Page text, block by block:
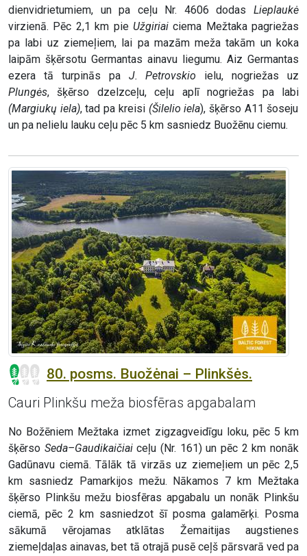
dienvidrietumiem, un pa ceļu Nr. 4606 dodas Lieplaukė
virzienā. Pēc 2,1 km pie Užgiriaiciema Mežtaka pagriežas
pa labi uz ziemeļiem, lai pa mazām meža takām un koka
laipām šķērsotu Germantas ainavu liegumu. Aiz Germantas
ezera tā turpinās pa J. Petrovskio ielu, nogriežas uz
Plungės, šķērso dzelzceļu, ceļu aplī nogriežas pa labi
(Margiukų iela), tad pa kreisi (Šilelio iela), šķērso A11 šoseju
un pa nelielu lauku ceļu pēc 5 km sasniedz Buožēnu ciemu.
80. posms. Buožėnai – Plinkšės.
Cauri Plinkšu meža biosfēras apgabalam
No Božēniem Mežtaka izmet zigzagveidīgu loku, pēc 5 km
šķērso Seda–Gaudikaičiaiceļu (Nr. 161) un pēc 2 km nonāk
Gadūnavu ciemā. Tālāk tā virzās uz ziemeļiem un pēc 2,5
km sasniedz Pamarkijos mežu. Nākamos 7 km Mežtaka
šķērso Plinkšu mežu biosfēras apgabalu un nonāk Plinkšu
ciemā, pēc 2 km sasniedzot šī posma galamērķi. Posma
sākumā vērojamas atklātas Žemaitijas augstienes
ziemeļdaļas ainavas, bet tā otrajā pusē ceļš pārsvarā ved pa